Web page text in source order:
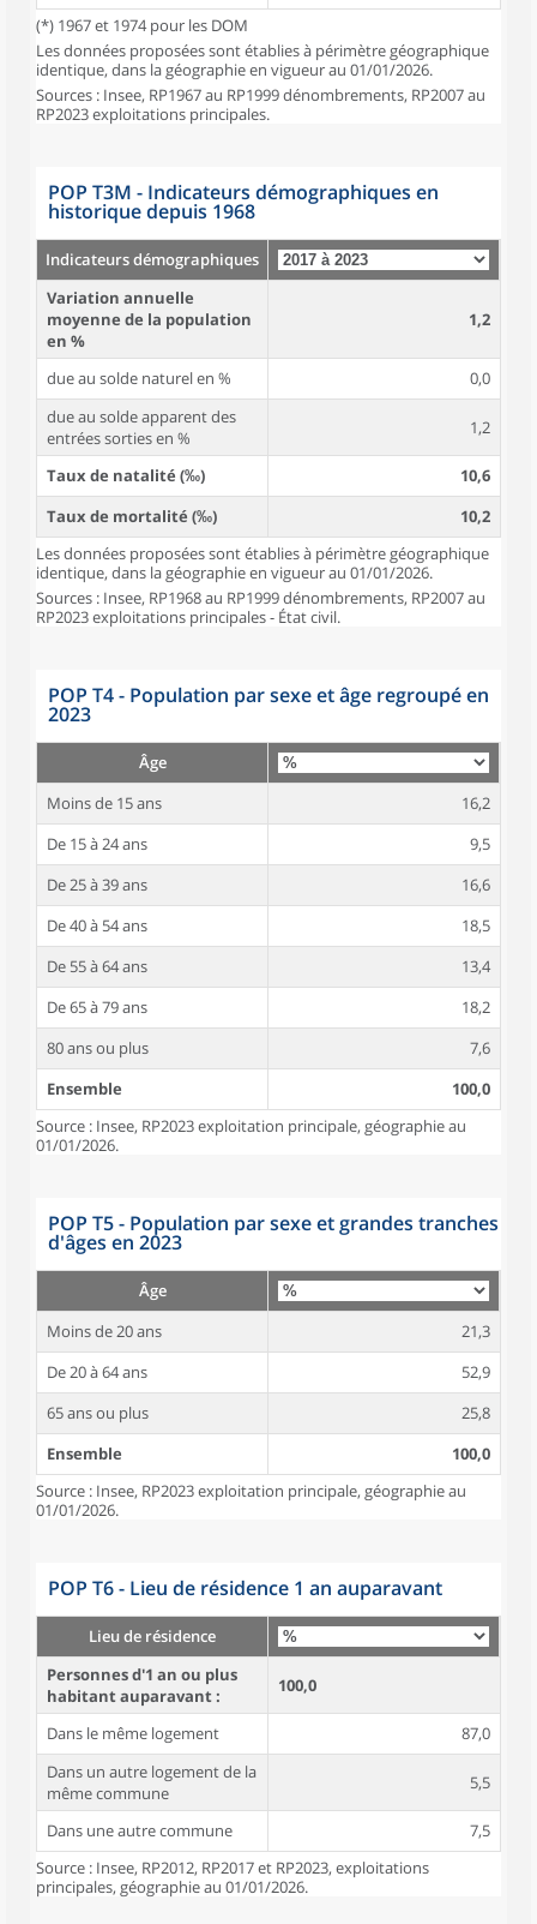
(*) 1967 et 1974 pour les DOM
Les données proposées sont établies à périmètre géographique
identique, dans la géographie en vigueur au 01/01/2026.
Sources : Insee, RP1967 au RP1999 dénombrements, RP2007 au
RP2023 exploitations principales.
POP T3M - Indicateurs démographiques en
historique depuis 1968
Indicateurs démographiques
Variation annuelle
moyenne de la population
en %
1,2
due au solde naturel en %
0,0
due au solde apparent des
entrées sorties en %
1,2
Taux de natalité (‰)
10,6
Taux de mortalité (‰)
10,2
Les données proposées sont établies à périmètre géographique
identique, dans la géographie en vigueur au 01/01/2026.
Sources : Insee, RP1968 au RP1999 dénombrements, RP2007 au
RP2023 exploitations principales - État civil.
POP T4 - Population par sexe et âge regroupé en
2023
Âge
Moins de 15 ans
16,2
De 15 à 24 ans
9,5
De 25 à 39 ans
16,6
De 40 à 54 ans
18,5
De 55 à 64 ans
13,4
De 65 à 79 ans
18,2
80 ans ou plus
7,6
Ensemble
100,0
Source : Insee, RP2023 exploitation principale, géographie au
01/01/2026.
POP T5 - Population par sexe et grandes tranches
d'âges en 2023
Âge
Moins de 20 ans
21,3
De 20 à 64 ans
52,9
65 ans ou plus
25,8
Ensemble
100,0
Source : Insee, RP2023 exploitation principale, géographie au
01/01/2026.
POP T6 - Lieu de résidence 1 an auparavant
Lieu de résidence
Personnes d'1 an ou plus
habitant auparavant :
100,0
Dans le même logement
87,0
Dans un autre logement de la
même commune
5,5
Dans une autre commune
7,5
Source : Insee, RP2012, RP2017 et RP2023, exploitations
principales, géographie au 01/01/2026.